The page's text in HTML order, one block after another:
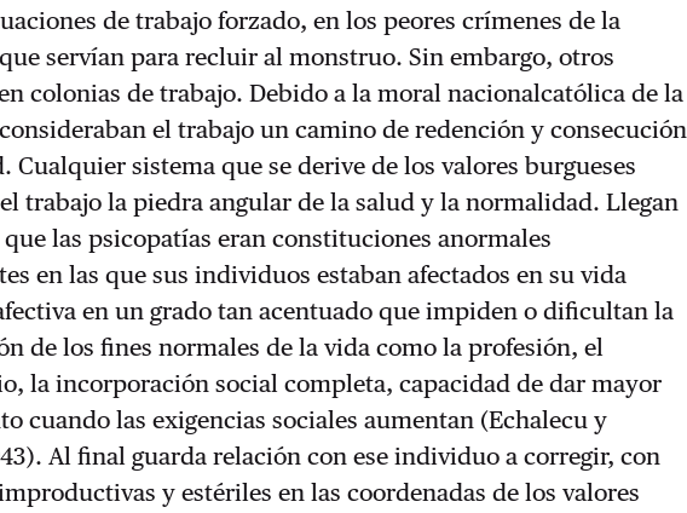
de trabajo forzado, en los peores crímenes de la
servían para recluir al monstruo. Sin embargo, otros
colonias de trabajo. Debido a la moral nacionalcatólica de la
el trabajo un camino de redención y consecución
Cualquier sistema que se derive de los valores burgueses
trabajo la piedra angular de la salud y la normalidad. Llegan
que las psicopatías eran constituciones anormales
en las que sus individuos estaban afectados en su vida
en un grado tan acentuado que impiden o dificultan la
de los fines normales de la vida como la profesión, el
la incorporación social completa, capacidad de dar mayor
cuando las exigencias sociales aumentan (Echalecu y
Al final guarda relación con ese individuo a corregir, con
y estériles en las coordenadas de los valores